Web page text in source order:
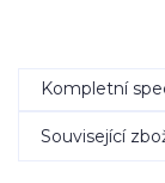
Kompletní
Související